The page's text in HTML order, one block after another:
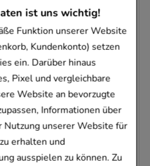
ist uns wichtig!
Funktion unserer Website
Kundenkonto) setzen
ein. Darüber hinaus
Pixel und vergleichbare
Website an bevorzugte
Informationen über
Nutzung unserer Website für
erhalten und
ausspielen zu können. Zu
ratiopharm 500 mg
Tabletten
ratiopharm GmbH
20StTabletten
01126111
Sofort lieferbar